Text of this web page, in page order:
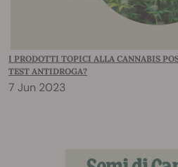
I PRODOTTI TOPICI ALLA CANNABIS
TEST ANTIDROGA?
7 Jun 2023